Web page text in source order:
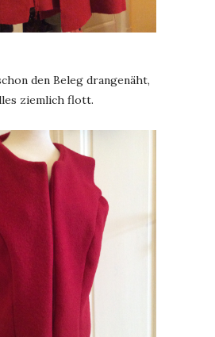
den Beleg drangenäht,
ziemlich flott.